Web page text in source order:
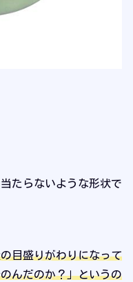
たらないような形状で
目盛りがわりになって
んだのか？」というの